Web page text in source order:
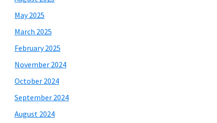
May 2025
March 2025
February 2025
November 2024
October 2024
September 2024
August 2024